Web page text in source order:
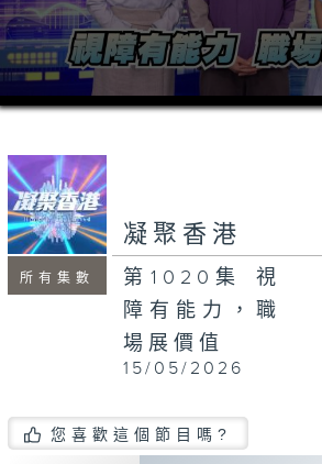
0
seconds
minutes,
7
seconds
所有集數
凝聚香港
第1020集 視
障有能力，職
場展價值
15/05/2026
您喜歡這個節目嗎?